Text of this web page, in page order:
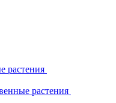
растения
растения